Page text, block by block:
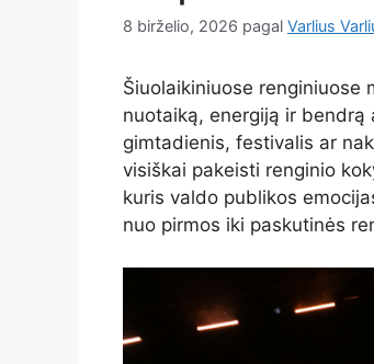
8 birželio, 2026 pagal Varlius
Šiuolaikiniuose renginiuose
nuotaiką, energiją ir
gimtadienis, festivalis ar
visiškai pakeisti renginio
kuris valdo publikos
nuo pirmos iki paskutinės